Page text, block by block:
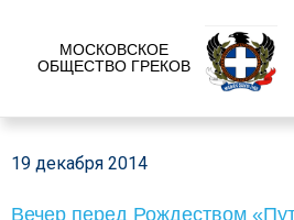
МОСКОВСКОЕ
ОБЩЕСТВО ГРЕКОВ
19 декабря 2014
Вечер перед Рождеством